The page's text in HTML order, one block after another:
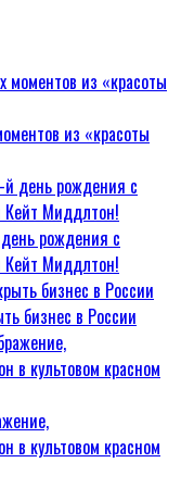
из «красоты
рождения с
Миддлтон!
бизнес в России
в культовом красном